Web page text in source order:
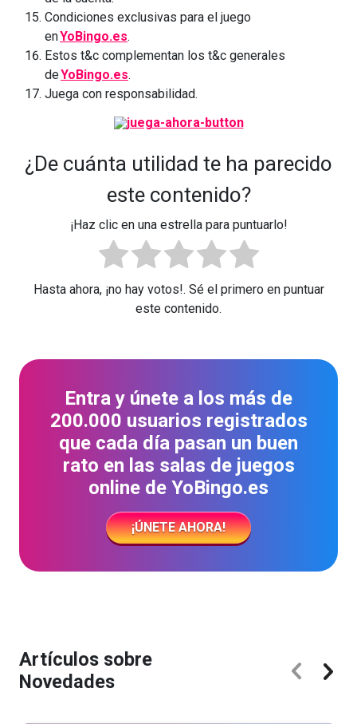
Condiciones exclusivas para el juego
enYoBingo.es.
Estos t&c complementan los t&c generales
deYoBingo.es.
Juega con responsabilidad.
¿De cuánta utilidad te ha parecido
este contenido?
¡Haz clic en una estrella para puntuarlo!
Hasta ahora, ¡no hay votos!. Sé el primero en puntuar
este contenido.
Entra y únete a los más de
200.000 usuarios registrados
que cada día pasan un buen
rato en las salas de juegos
online de YoBingo.es
¡ÚNETE AHORA!
Artículos sobre
Novedades